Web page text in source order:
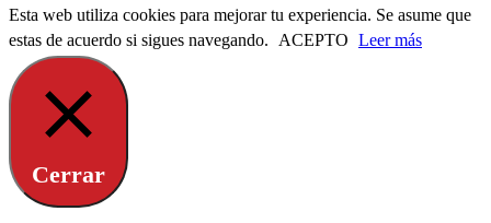
Esta web utiliza cookies para mejorar tu experiencia. Se asume que
estas de acuerdo si sigues navegando.
ACEPTO Leer más
Cerrar